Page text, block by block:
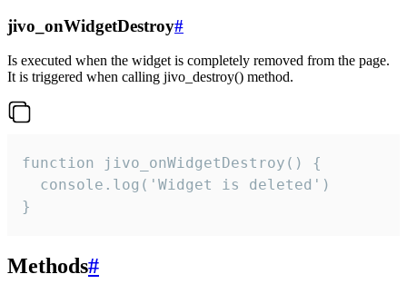
jivo_onWidgetDestroy#
Is executed when the widget is completely removed from the page.
It is triggered when calling jivo_destroy() method.
function jivo_onWidgetDestroy() {
  console.log('Widget is deleted')
}
Methods#